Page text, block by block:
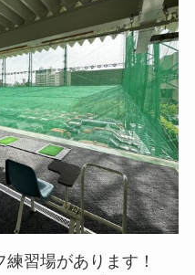
習場があります！